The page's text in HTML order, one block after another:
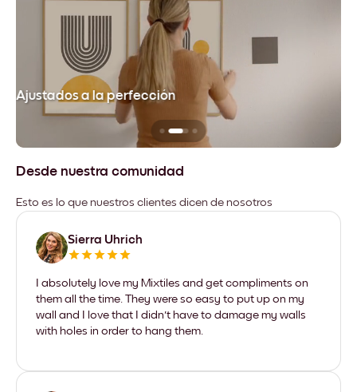
Ajustados a la perfección
Desde nuestra comunidad
Esto es lo que nuestros clientes dicen de nosotros
Sierra Uhrich
I absolutely love my Mixtiles and get compliments on
them all the time. They were so easy to put up on my
wall and I love that I didn't have to damage my walls
with holes in order to hang them.